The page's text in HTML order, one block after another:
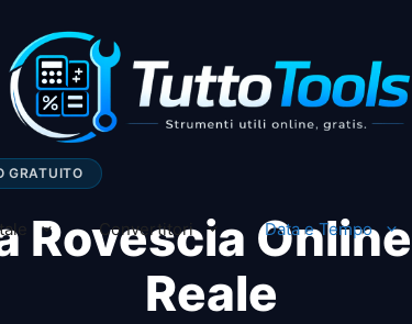
Convertitori Data e Tempo
GRATUITO
Rovescia
Reale